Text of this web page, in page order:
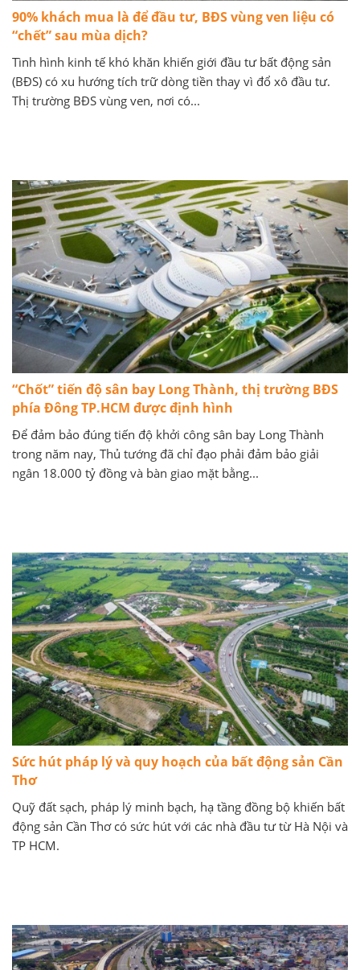
90% khách mua là để đầu tư, BĐS vùng ven liệu có
“chết” sau mùa dịch?
Tình hình kinh tế khó khăn khiến giới đầu tư bất động sản
(BĐS) có xu hướng tích trữ dòng tiền thay vì đổ xô đầu tư.
Thị trường BĐS vùng ven, nơi có...
“Chốt” tiến độ sân bay Long Thành, thị trường BĐS
phía Đông TP.HCM được định hình
Để đảm bảo đúng tiến độ khởi công sân bay Long Thành
trong năm nay, Thủ tướng đã chỉ đạo phải đảm bảo giải
ngân 18.000 tỷ đồng và bàn giao mặt bằng...
Sức hút pháp lý và quy hoạch của bất động sản Cần
Thơ
Quỹ đất sạch, pháp lý minh bạch, hạ tầng đồng bộ khiến bất
động sản Cần Thơ có sức hút với các nhà đầu tư từ Hà Nội và
TP HCM.